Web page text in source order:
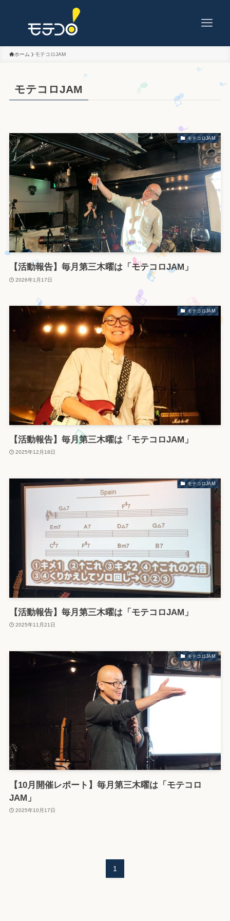
ホーム モテコロJAM
モテコロJAM
モテコロJAM
【活動報告】毎月第三木曜は「モテコロJAM」
2026年1月17日
モテコロJAM
【活動報告】毎月第三木曜は「モテコロJAM」
2025年12月18日
モテコロJAM
【活動報告】毎月第三木曜は「モテコロJAM」
2025年11月21日
モテコロJAM
【10月開催レポート】毎月第三木曜は「モテコロ
JAM」
2025年10月17日
1